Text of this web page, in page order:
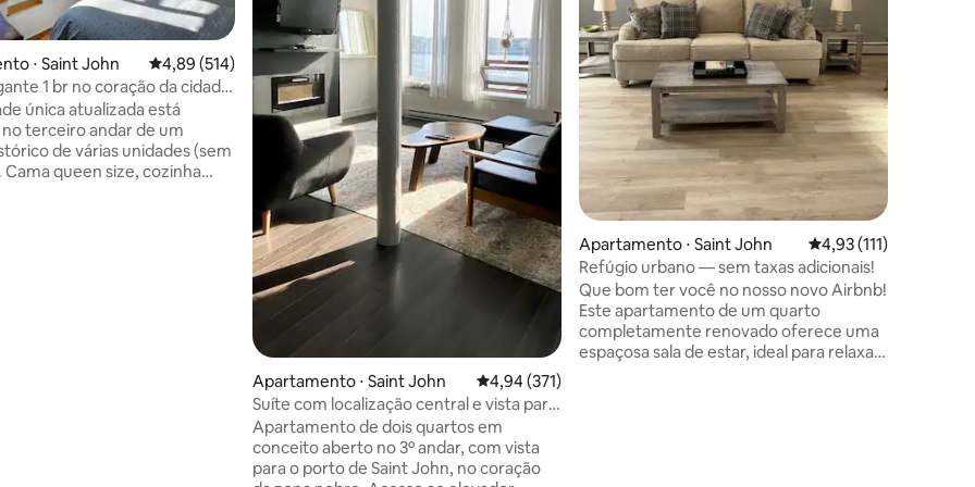
de 5, 113 avaliações
⋅ Saint John 4,89 de uma avaliação média de 5, 514 avaliações
4,89 (514)
1 br no coração da cidade
única atualizada está
no terceiro andar de um
de várias unidades (sem
Apartamento ⋅ Saint John 4,94 de uma avaliação média de 5, 371 avaliações
4,94 (371)
Suíte com localização central e vista para
o porto
Apartamento de dois quartos em
conceito aberto no 3º andar, com vista
para o porto de Saint John, no coração
Apartamento ⋅ Saint John 4,93 de uma
4,93 (111)
Refúgio urbano — sem taxas adicionais!
Que bom ter você no nosso novo Airbnb!
Este apartamento de um quarto
completamente renovado oferece uma
espaçosa sala de estar, ideal para relaxar